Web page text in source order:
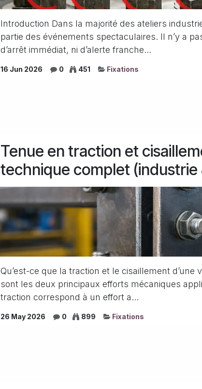
Introduction Dans la majorité des ateliers
partie des événements spectaculaires. Il n’y a
d’arrêt immédiat, ni d’alerte franche...
16 Jun 2026 0 451 Fixations
Tenue en traction et
technique complet (industrie
Qu’est-ce que la traction et le cisaillement d’une
sont les deux principaux efforts mécaniques
traction correspond à un effort a...
26 May 2026 0 899 Fixations